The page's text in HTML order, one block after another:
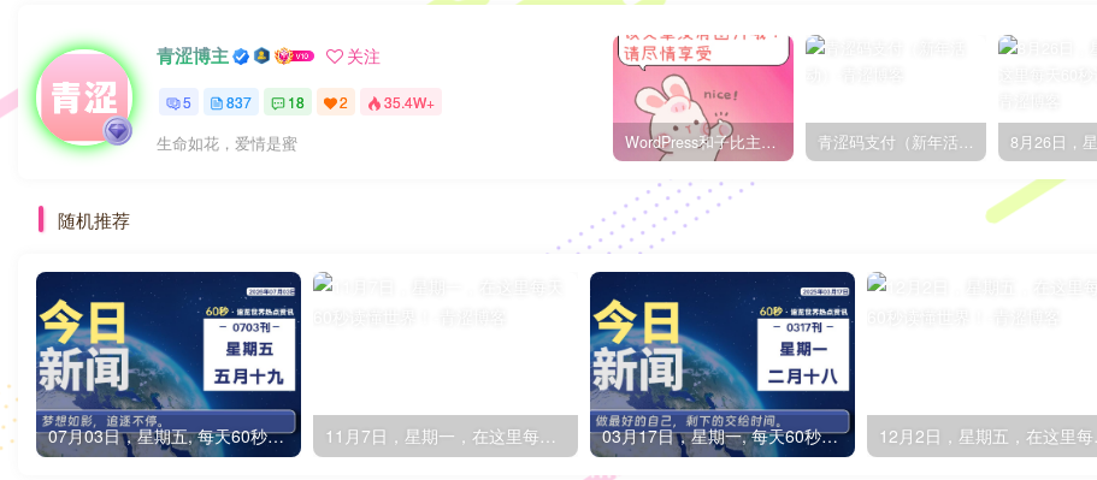
青涩博主 关注
5 837 18 2 35.4W+
生命如花，爱情是蜜 WordPress和子比主题模板&网站美化方法教程-已更新到:23-01-8 青涩码支付（新年活动）
随机推荐
07月03日，星期五, 每天60秒读懂全世界！ 03月17日，星期一, 每天60秒读懂全世界！